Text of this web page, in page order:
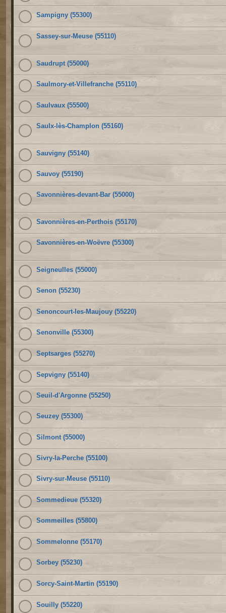
Sampigny (55300)
Sassey-sur-Meuse (55110)
Saudrupt (55000)
Saulmory-et-Villefranche (55110)
Saulvaux (55500)
Saulx-lès-Champlon (55160)
Sauvigny (55140)
Sauvoy (55190)
Savonnières-devant-Bar (55000)
Savonnières-en-Perthois (55170)
Savonnières-en-Woëvre (55300)
Seigneulles (55000)
Senon (55230)
Senoncourt-les-Maujouy (55220)
Senonville (55300)
Septsarges (55270)
Sepvigny (55140)
Seuil-d'Argonne (55250)
Seuzey (55300)
Silmont (55000)
Sivry-la-Perche (55100)
Sivry-sur-Meuse (55110)
Sommedieue (55320)
Sommeilles (55800)
Sommelonne (55170)
Sorbey (55230)
Sorcy-Saint-Martin (55190)
Souilly (55220)